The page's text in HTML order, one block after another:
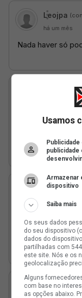
Usamos
publicidade
Armazenar
dispositivo
Saiba mais
Os seus dados
do seu dispositivo
dados do
partilhadas com
este site. Nós e os
geolocalização
Alguns
com base no
as opções abaixo.